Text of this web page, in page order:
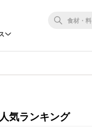
人気ランキング